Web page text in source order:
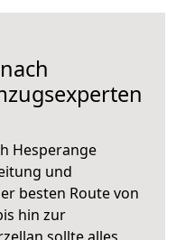
Hesperange
und
besten Route von
hin zur